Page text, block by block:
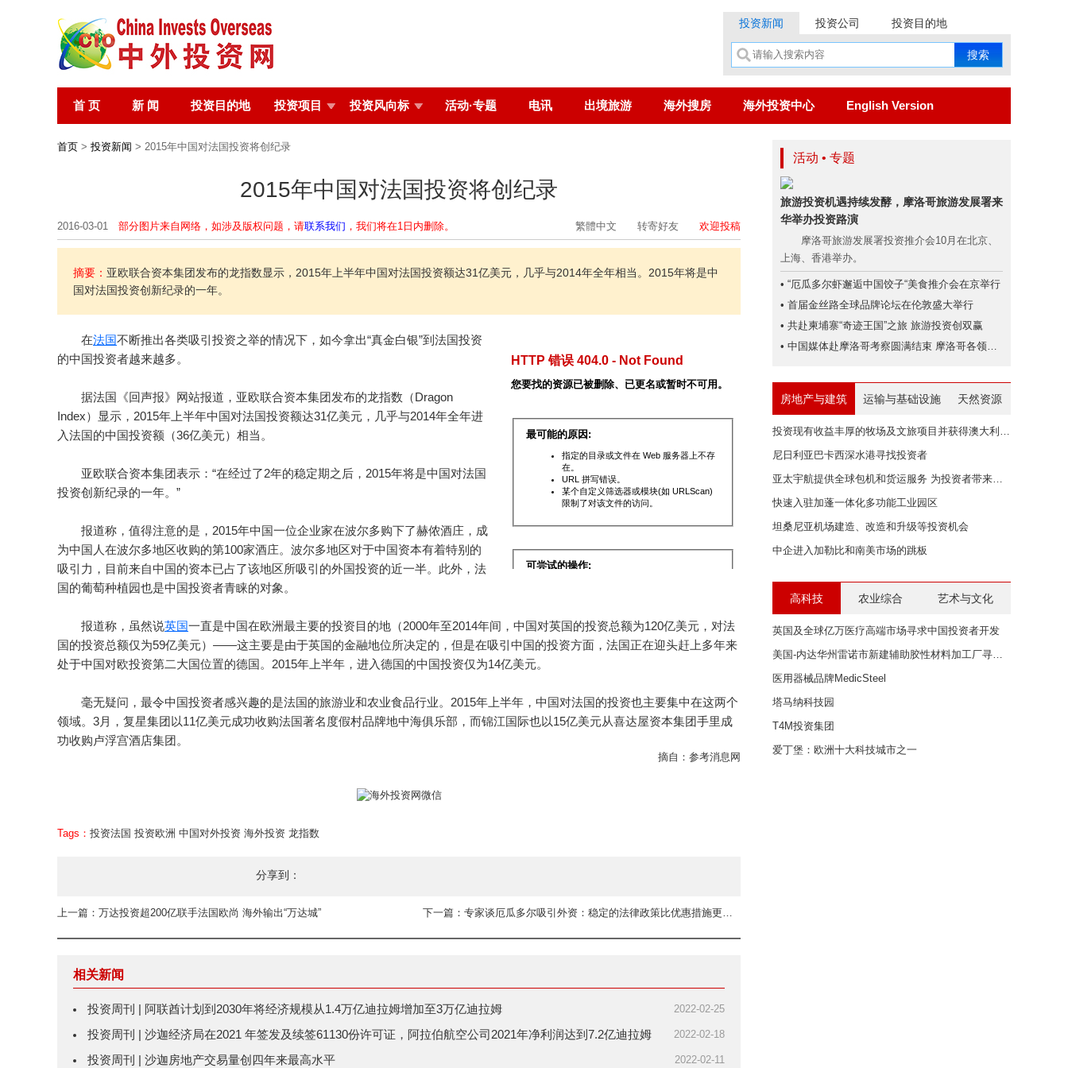
投资新闻 投资公司 投资目的地
首 页 新 闻 投资目的地 投资项目 投资风向标 活动·专题 电讯 出境旅游 海外搜房 海外投资中心 English Version
首页 > 投资新闻 > 2015年中国对法国投资将创纪录
2015年中国对法国投资将创纪录
2016-03-01 部分图片来自网络，如涉及版权问题，请联系我们 ，我们将在1日内删除。 繁體中文 转寄好友 欢迎投稿
摘要： 亚欧联合资本集团发布的龙指数显示，2015年上半年中国对法国投资额达31亿美元，几乎与2014年全年相当。2015年将是中
国对法国投资创新纪录的一年。
在法国不断推出各类吸引投资之举的情况下，如今拿出“真金白银”到法国投资
的中国投资者越来越多。
据法国《回声报》网站报道，亚欧联合资本集团发布的龙指数（Dragon
Index）显示，2015年上半年中国对法国投资额达31亿美元，几乎与2014年全年进
入法国的中国投资额（36亿美元）相当。
亚欧联合资本集团表示：“在经过了2年的稳定期之后，2015年将是中国对法国
投资创新纪录的一年。”
报道称，值得注意的是，2015年中国一位企业家在波尔多购下了赫侬酒庄，成
为中国人在波尔多地区收购的第100家酒庄。波尔多地区对于中国资本有着特别的
吸引力，目前来自中国的资本已占了该地区所吸引的外国投资的近一半。此外，法
国的葡萄种植园也是中国投资者青睐的对象。
报道称，虽然说英国一直是中国在欧洲最主要的投资目的地（2000年至2014年间，中国对英国的投资总额为120亿美元，对法
国的投资总额仅为59亿美元）——这主要是由于英国的金融地位所决定的，但是在吸引中国的投资方面，法国正在迎头赶上多年来
处于中国对欧投资第二大国位置的德国。2015年上半年，进入德国的中国投资仅为14亿美元。
毫无疑问，最令中国投资者感兴趣的是法国的旅游业和农业食品行业。2015年上半年，中国对法国的投资也主要集中在这两个
领域。3月，复星集团以11亿美元成功收购法国著名度假村品牌地中海俱乐部，而锦江国际也以15亿美元从喜达屋资本集团手里成
功收购卢浮宫酒店集团。
摘自：参考消息网
Tags： 投资法国 投资欧洲 中国对外投资 海外投资 龙指数
分享到：
上一篇：万达投资超200亿联手法国欧尚 海外输出“万达城” 下一篇：专家谈厄瓜多尔吸引外资：稳定的法律政策比优惠措施更重要
相关新闻
投资周刊 | 阿联酋计划到2030年将经济规模从1.4万亿迪拉姆增加至3万亿迪拉姆 2022-02-25
投资周刊 | 沙迦经济局在2021 年签发及续签61130份许可证，阿拉伯航空公司2021年净利润达到7.2亿迪拉姆 2022-02-18
投资周刊 | 沙迦房地产交易量创四年来最高水平 2022-02-11
活动 • 专题
旅游投资机遇持续发酵，摩洛哥旅游发展署来
华举办投资路演
摩洛哥旅游发展署投资推介会10月在北京、
上海、香港举办。
• “厄瓜多尔虾邂逅中国饺子“美食推介会在京举行
• 首届金丝路全球品牌论坛在伦敦盛大举行
• 共赴柬埔寨“奇迹王国”之旅 旅游投资创双赢
• 中国媒体赴摩洛哥考察圆满结束 摩洛哥各领域投资潜力大、商机无限
房地产与建筑 运输与基础设施 天然资源
投资现有收益丰厚的牧场及文旅项目并获得澳大利亚身份
尼日利亚巴卡西深水港寻找投资者
亚太宇航提供全球包机和货运服务 为投资者带来无限商机
快速入驻加蓬一体化多功能工业园区
坦桑尼亚机场建造、改造和升级等投资机会
中企进入加勒比和南美市场的跳板
高科技 农业综合 艺术与文化
英国及全球亿万医疗高端市场寻求中国投资者开发
美国-内达华州雷诺市新建辅助胶性材料加工厂寻求中国投资者
医用器械品牌MedicSteel
塔马纳科技园
T4M投资集团
爱丁堡：欧洲十大科技城市之一